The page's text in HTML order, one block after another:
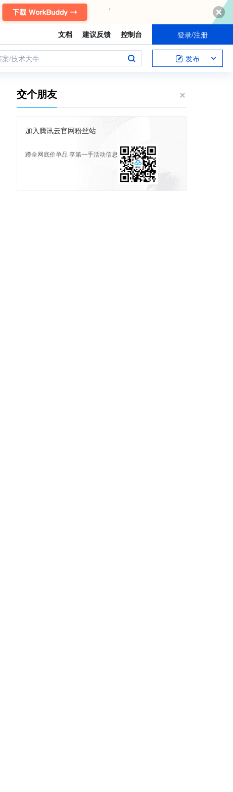
文档 建议反馈 控制台 登录/注册
/技术大牛 发布
交个朋友
加入腾讯云官网粉丝站
蹲全网底价单品 享第一手活动信息